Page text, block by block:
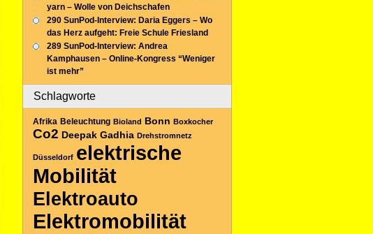
yarn – Wolle von Deichschafen
290 SunPod-Interview: Daria Eggers – Wo
das Herz aufgeht: Freie Schule Friesland
289 SunPod-Interview: Andrea
Kamphausen – Online-Kongress “Weniger
ist mehr”
Schlagworte
Afrika Beleuchtung Bioland Bonn Boxkocher
Co2 Deepak Gadhia Drehstromnetz
Düsseldorf elektrische
Mobilität
Elektroauto
Elektromobilität